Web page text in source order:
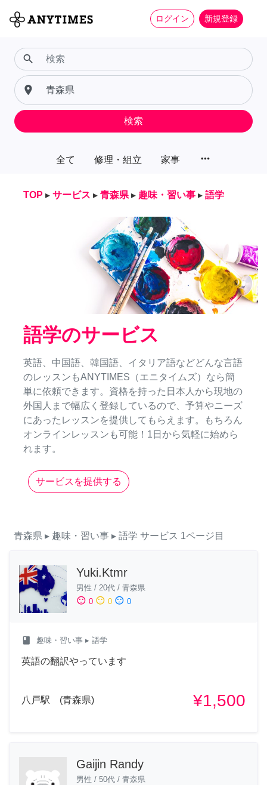
ログイン 新規登録
全て 修理・組立 家事 more_horiz
search
place
検索
TOP ▸ サービス ▸ 青森県 ▸ 趣味・習い事 ▸ 語学
語学のサービス
英語、中国語、韓国語、イタリア語などどんな言語
のレッスンもANYTIMES（エニタイムズ）なら簡
単に依頼できます。資格を持った日本人から現地の
外国人まで幅広く登録しているので、予算やニーズ
にあったレッスンを提供してもらえます。もちろん
オンラインレッスンも可能！1日から気軽に始めら
れます。
サービスを提供する
青森県 ▸ 趣味・習い事 ▸ 語学 サービス 1ページ目
Yuki.Ktmr
男性 / 20代 / 青森県
sentiment_satisfied 0 sentiment_neutral 0 sentiment_dissatisfied 0
class 趣味・習い事 ▸ 語学
英語の翻訳やっています
八戸駅 (青森県) ¥1,500
Gaijin Randy
男性 / 50代 / 青森県